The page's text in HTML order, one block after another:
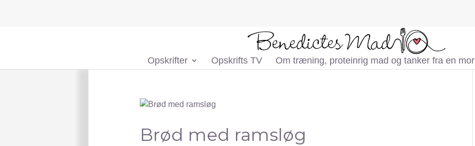
Opskrifter Opskrifts TV Om træning, proteinrig mad og tanker fra en mor
Brød med ramsløg